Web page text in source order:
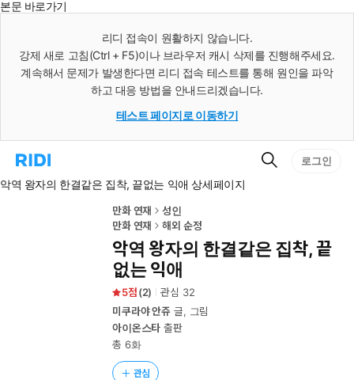
본문 바로가기
리디 접속이 원활하지 않습니다.
강제 새로 고침(Ctrl + F5)이나 브라우저 캐시 삭제를 진행해주세요.
계속해서 문제가 발생한다면 리디 접속 테스트를 통해 원인을 파악
하고 대응 방법을 안내드리겠습니다.
테스트 페이지로 이동하기
리
홈
검
로그인
악역 왕자의 한결같은 집착, 끝없는 익애 상세페이지
만화 연재
성인
만화 연재
해외 순정
악역 왕자의 한결같은 집착, 끝
없는 익애
5 (2) 관심 32
미쿠라야 안쥬 글, 그림
아이온스타 출판
총 6화
관심